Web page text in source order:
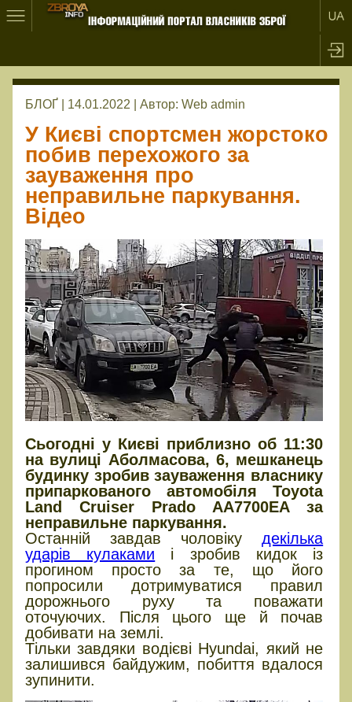
БЛОҐ | 14.01.2022 | Автор: Web admin
У Києві спортсмен жорстоко
побив перехожого за
зауваження про
неправильне паркування.
Відео
Сьогодні у Києві приблизно об 11:30
на вулиці Аболмасова, 6, мешканець
будинку зробив зауваження власнику
припаркованого автомобіля Toyota
Land Cruiser Prado AA7700EA за
неправильне паркування.
Останній завдав чоловікудекілька
ударів кулаками і зробив кидок із
прогином просто за те, що його
попросили дотримуватися правил
дорожнього руху та поважати
оточуючих. Після цього ще й почав
добивати на землі.
Тільки завдяки водієві Hyundai, який не
залишився байдужим, побиття вдалося
зупинити.